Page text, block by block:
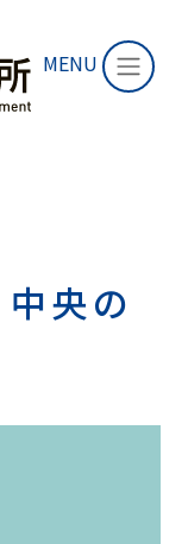
MENU
央の